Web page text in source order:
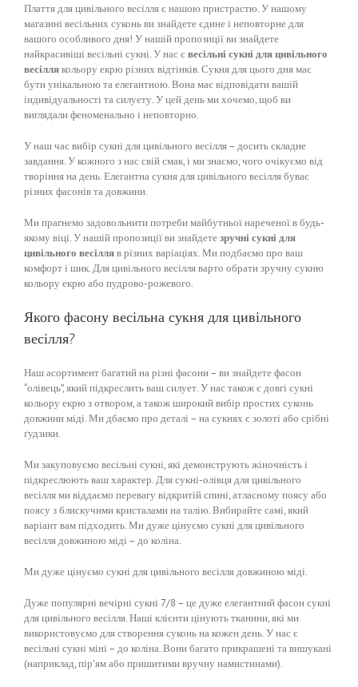
Плаття для цивільного весілля є нашою пристрастю. У нашому
магазині весільних суконь ви знайдете єдине і неповторне для
вашого особливого дня! У нашій пропозиції ви знайдете
найкрасивіші весільні сукні. У нас євесільні сукні для цивільного
весіллякольору екрю різних відтінків. Сукня для цього дня має
бути унікальною та елегантною. Вона має відповідати вашій
індивідуальності та силуету. У цей день ми хочемо, щоб ви
виглядали феноменально і неповторно.
У наш час вибір сукні для цивільного весілля – досить складне
завдання. У кожного з нас свій смак, і ми знаємо, чого очікуємо від
творіння на день. Елегантна сукня для цивільного весілля буває
різних фасонів та довжини.
Ми прагнемо задовольнити потреби майбутньої нареченої в будь-
якому віці. У нашій пропозиції ви знайдетезручні сукні для
цивільного весілляв різних варіаціях. Ми подбаємо про ваш
комфорт і шик. Для цивільного весілля варто обрати зручну сукню
кольору екрю або пудрово-рожевого.
Якого фасону весільна сукня для цивільного
весілля?
Наш асортимент багатий на різні фасони – ви знайдете фасон
“олівець”, який підкреслить ваш силует. У нас також є довгі сукні
кольору екрю з отвором, а також широкий вибір простих суконь
довжини міді. Ми дбаємо про деталі – на сукнях є золоті або срібні
ґудзики.
Ми закуповуємо весільні сукні, які демонструють жіночність і
підкреслюють ваш характер. Для сукні-олівця для цивільного
весілля ми віддаємо перевагу відкритій спині, атласному поясу або
поясу з блискучими кристалами на талію. Вибирайте самі, який
варіант вам підходить. Ми дуже цінуємо сукні для цивільного
весілля довжиною міді – до коліна.
Ми дуже цінуємо сукні для цивільного весілля довжиною міді.
Дуже популярні вечірні сукні 7/8 – це дуже елегантний фасон сукні
для цивільного весілля. Наші клієнти цінують тканини, які ми
використовуємо для створення суконь на кожен день. У нас є
весільні сукні міні – до коліна. Вони багато прикрашені та вишукані
(наприклад, пір’ям або пришитими вручну намистинами).